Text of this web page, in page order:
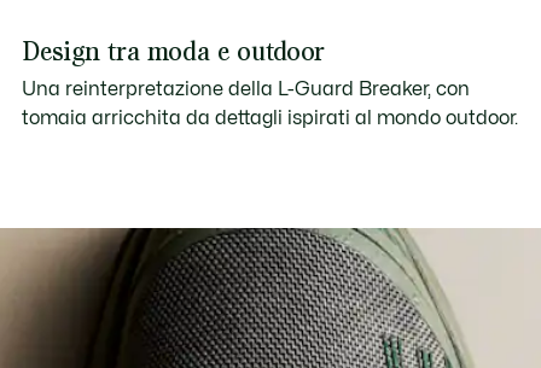
Design tra moda e outdoor
Una reinterpretazione della L-Guard Breaker, con
tomaia arricchita da dettagli ispirati al mondo outdoor.